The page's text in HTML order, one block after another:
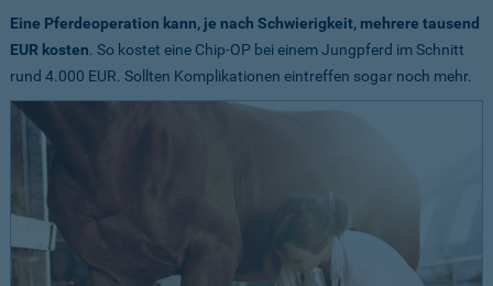
Eine Pferdeoperation kann, je nach Schwierigkeit, mehrere tausend
EUR kosten. So kostet eine Chip-OP bei einem Jungpferd im Schnitt
rund 4.000 EUR. Sollten Komplikationen eintreffen sogar noch mehr.